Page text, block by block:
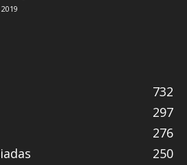
732
297
276
250